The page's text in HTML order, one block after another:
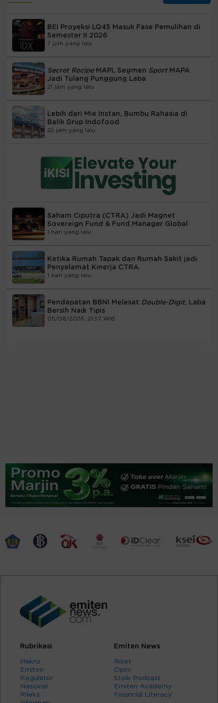
BEI Proyeksi LQ45 Masuk Fase Pemulihan di
Semester II 2026
7 jam yang lalu
Secret RecipeMAPI, Segmen Sport MAPA
Jadi Tulang Punggung Laba
21 jam yang lalu
Lebih dari Mie Instan, Bumbu Rahasia di
Balik Grup Indofood
22 jam yang lalu
Saham Ciputra (CTRA) Jadi Magnet
Sovereign Fund & Fund Manager Global
1 hari yang lalu
Ketika Rumah Tapak dan Rumah Sakit jadi
Penyelamat Kinerja CTRA
1 hari yang lalu
Pendapatan BBNI Melesat Double-Digit, Laba
Bersih Naik Tipis
05/08/2026, 21:57 WIB
Rubrikasi
Makro
Emiten
Regulator
Nasional
Rileks
Emiten News
Riset
Opini
Stolk Podcast
Emiten Academy
Financial Literacy